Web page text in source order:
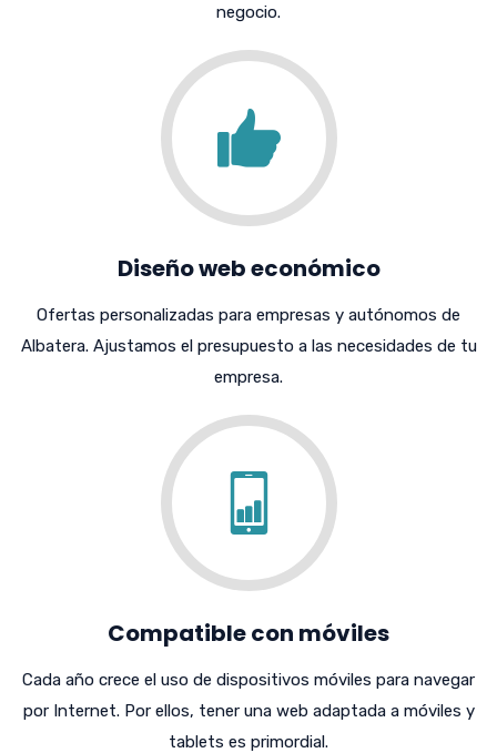
negocio.
Diseño web económico
Ofertas personalizadas para empresas y autónomos de
Albatera. Ajustamos el presupuesto a las necesidades de tu
empresa.
Compatible con móviles
Cada año crece el uso de dispositivos móviles para navegar
por Internet. Por ellos, tener una web adaptada a móviles y
tablets es primordial.